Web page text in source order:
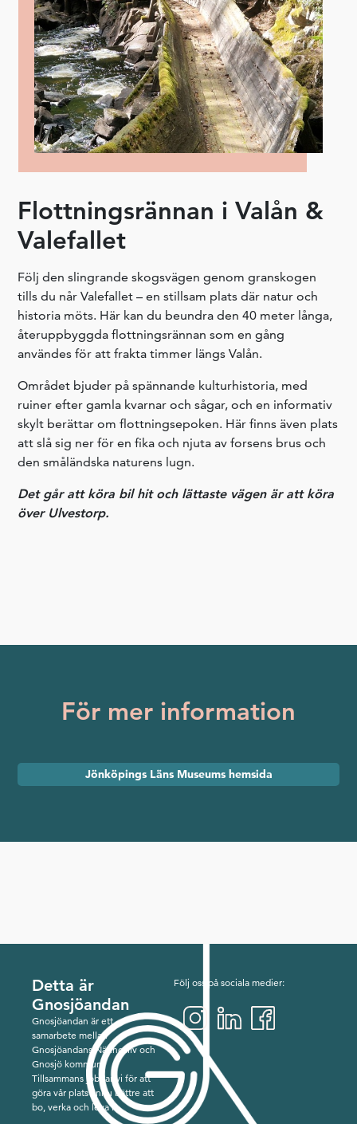
Flottningsrännan i Valån &
Valefallet
Följ den slingrande skogsvägen genom granskogen
tills du når Valefallet – en stillsam plats där natur och
historia möts. Här kan du beundra den 40 meter långa,
återuppbyggda flottningsrännan som en gång
användes för att frakta timmer längs Valån.
Området bjuder på spännande kulturhistoria, med
ruiner efter gamla kvarnar och sågar, och en informativ
skylt berättar om flottningsepoken. Här finns även plats
att slå sig ner för en fika och njuta av forsens brus och
den småländska naturens lugn.
Det går att köra bil hit och lättaste vägen är att köra
över Ulvestorp.
För mer information
Jönköpings Läns Museums hemsida
Detta är
Gnosjöandan
Gnosjöandan är ett
samarbete mellan
Gnosjöandans Näringsliv och
Gnosjö kommun.
Tillsammans jobbar vi för att
göra vår plats ännu bättre att
bo, verka och leva i.
Följ oss på sociala medier: